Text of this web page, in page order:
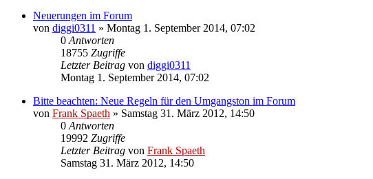
Neuerungen im Forum
von diggi0311 » Montag 1. September 2014, 07:02
0 Antworten
18755 Zugriffe
Letzter Beitrag von diggi0311
Montag 1. September 2014, 07:02
Bitte beachten: Neue Regeln für den Umgangston im Forum
von Frank Spaeth » Samstag 31. März 2012, 14:50
0 Antworten
19992 Zugriffe
Letzter Beitrag von Frank Spaeth
Samstag 31. März 2012, 14:50